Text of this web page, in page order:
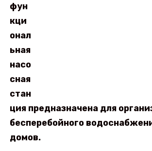
фун
кци
онал
ьная
насо
сная
стан
ция предназначена для
бесперебойного
домов.